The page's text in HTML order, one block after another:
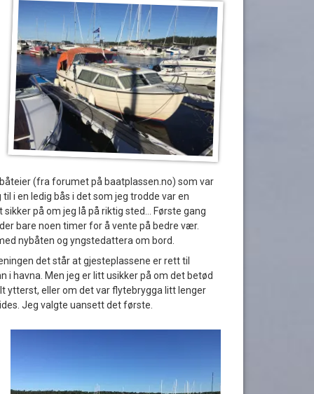
(fra forumet på baatplassen.no) som var
i en ledig bås i det som jeg trodde var en
på om jeg lå på riktig sted… Første gang
bare noen timer for å vente på bedre vær.
nybåten og yngstedattera om bord.
det står at gjesteplassene er rett til
i havna. Men jeg er litt usikker på om det betød
ytterst, eller om det var flytebrygga litt lenger
Jeg valgte uansett det første.